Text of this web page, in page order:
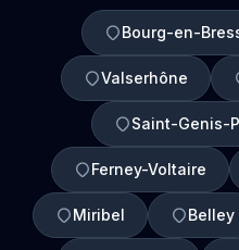
Bourg-en-
Valserhône
Saint-Genis-
Ferney-Voltaire
Miribel Belley